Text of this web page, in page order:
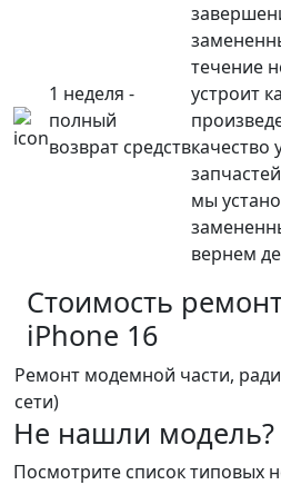
1 неделя -
полный
возврат средств
течение
устроит
качество
мы
вернем
Стоимость
iPhone 16
Ремонт модемной части,
сети)
Не нашли модель?
Посмотрите список типовых